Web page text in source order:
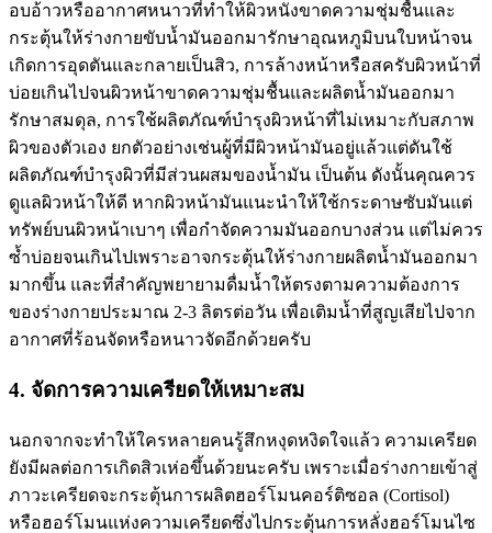
อบอ้าวหรืออากาศหนาวที่ทำให้ผิวหนังขาดความชุ่มชื้นและ
กระตุ้นให้ร่างกายขับน้ำมันออกมารักษาอุณหภูมิบนใบหน้าจน
เกิดการอุดตันและกลายเป็นสิว, การล้างหน้าหรือสครับผิวหน้าที่
บ่อยเกินไปจนผิวหน้าขาดความชุ่มชื้นและผลิตน้ำมันออกมา
รักษาสมดุล, การใช้ผลิตภัณฑ์บำรุงผิวหน้าที่ไม่เหมาะกับสภาพ
ผิวของตัวเอง ยกตัวอย่างเช่นผู้ที่มีผิวหน้ามันอยู่แล้วแต่ดันใช้
ผลิตภัณฑ์บำรุงผิวที่มีส่วนผสมของน้ำมัน เป็นต้น ดังนั้นคุณควร
ดูแลผิวหน้าให้ดี หากผิวหน้ามันแนะนำให้ใช้กระดาษซับมันแต่
ทรัพย์บนผิวหน้าเบาๆ เพื่อกำจัดความมันออกบางส่วน แต่ไม่ควร
ซ้ำบ่อยจนเกินไปเพราะอาจกระตุ้นให้ร่างกายผลิตน้ำมันออกมา
มากขึ้น และที่สำคัญพยายามดื่มน้ำให้ตรงตามความต้องการ
ของร่างกายประมาณ 2-3 ลิตรต่อวัน เพื่อเติมน้ำที่สูญเสียไปจาก
อากาศที่ร้อนจัดหรือหนาวจัดอีกด้วยครับ
4. จัดการความเครียดให้เหมาะสม
นอกจากจะทำให้ใครหลายคนรู้สึกหงุดหงิดใจแล้ว ความเครียด
ยังมีผลต่อการเกิดสิวเห่อขึ้นด้วยนะครับ เพราะเมื่อร่างกายเข้าสู่
ภาวะเครียดจะกระตุ้นการผลิตฮอร์โมนคอร์ติซอล (Cortisol)
หรือฮอร์โมนแห่งความเครียดซึ่งไปกระตุ้นการหลั่งฮอร์โมนไซ